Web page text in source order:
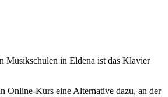
Musikschulen in Eldena ist das Klavier
Online-Kurs eine Alternative dazu, an der